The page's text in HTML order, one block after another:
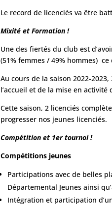
Le record de licenciés va être
Mixité et Formation !
Une des fiertés du club est
(51% femmes / 49% hommes)
Au cours de la saison 2022-
l’accueil et de la mise en
Cette saison, 2 licenciés
progresser nos jeunes licenciés.
Compétition et 1er tournoi !
Compétitions jeunes
Participations avec de belles
Départemental Jeunes ainsi
Intégration et participation